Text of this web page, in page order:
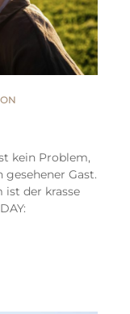
kein Problem,
Gast.
ist der krasse